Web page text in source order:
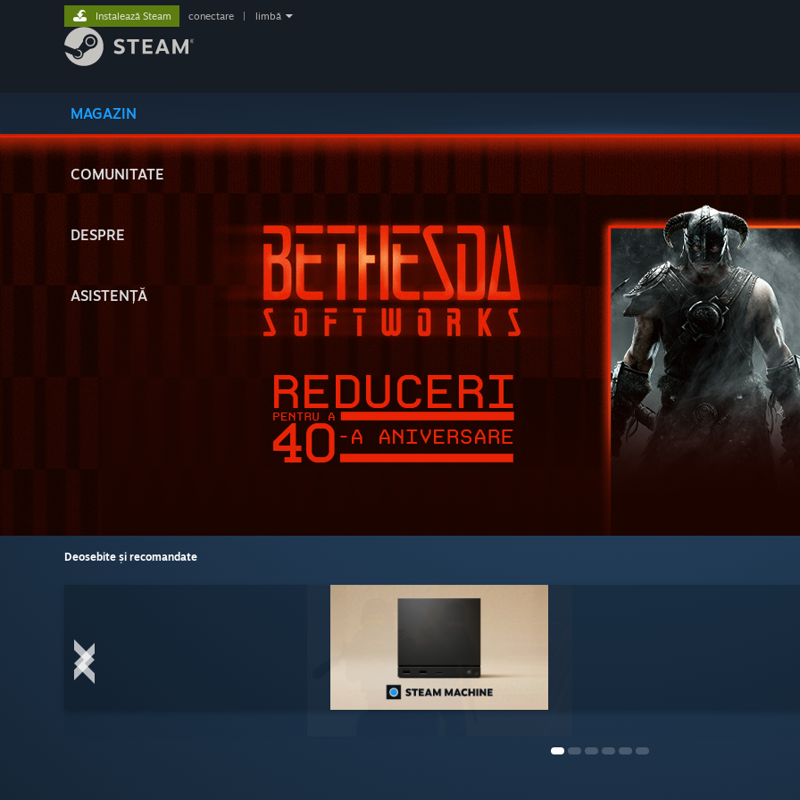
MAGAZIN
COMUNITATE
DESPRE
ASISTENȚĂ
Instalează Steam conectare limbă
Deosebite și recomandate